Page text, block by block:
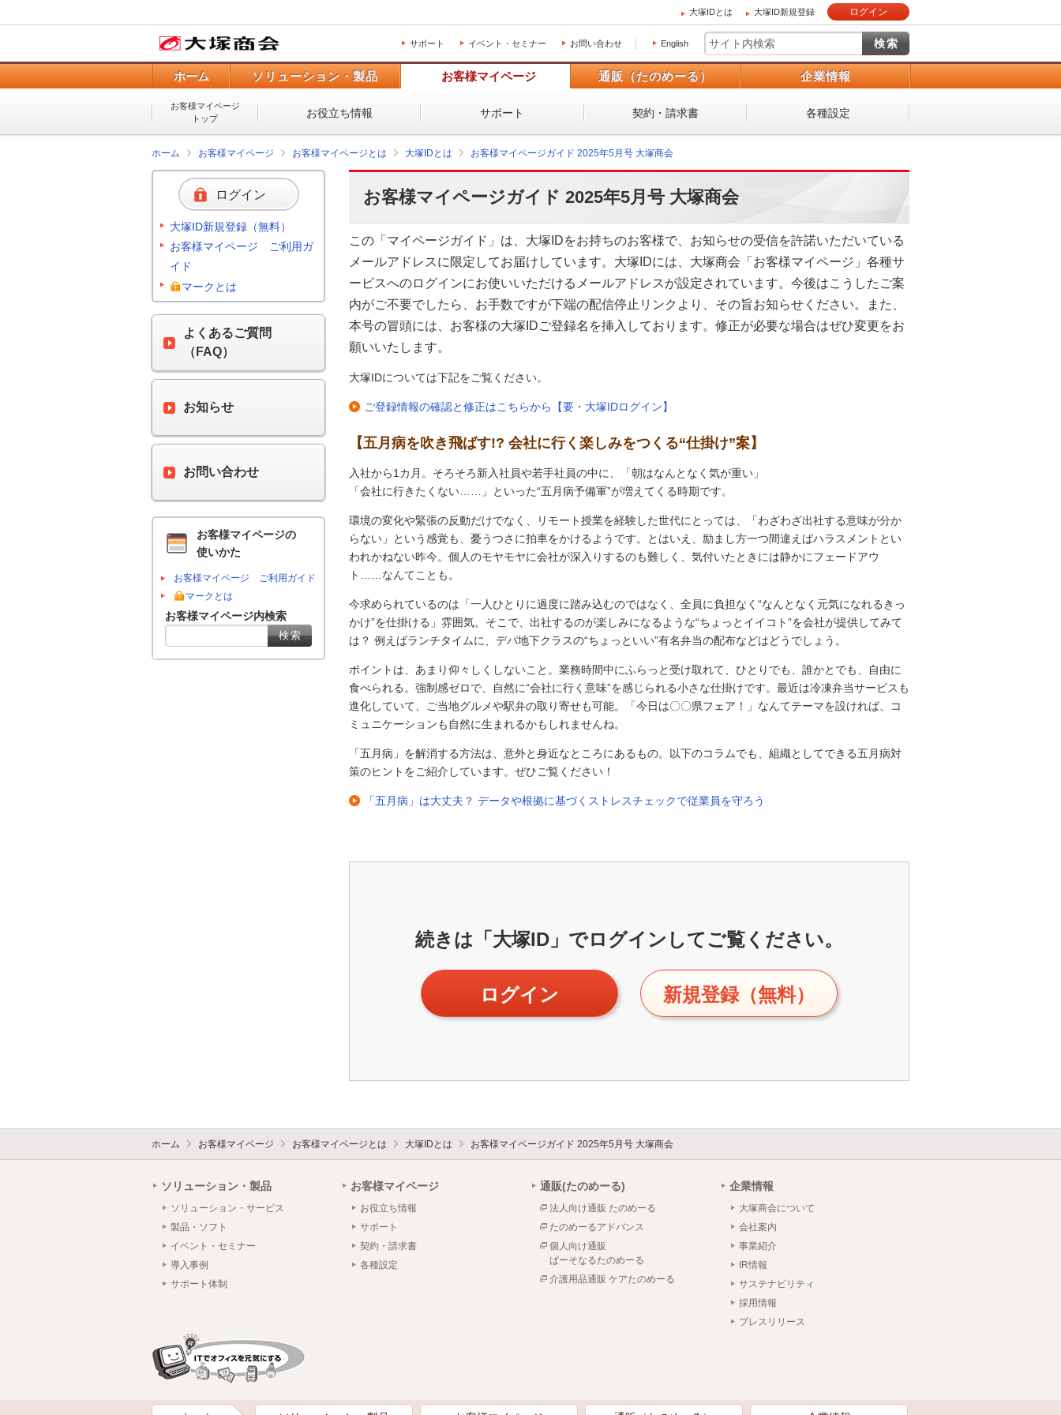
大塚IDとは 大塚ID新規登録 ログイン
サポート イベント・セミナー お問い合わせ English
ホーム ソリューション・製品 お客様マイページ 通販（たのめーる） 企業情報
お客様マイページ
トップ
お役立ち情報 サポート 契約・請求書 各種設定
ホーム お客様マイページ お客様マイページとは 大塚IDとは お客様マイページガイド 2025年5月号 大塚商会
お客様マイページガイド 2025年5月号 大塚商会
この「マイページガイド」は、大塚IDをお持ちのお客様で、お知らせの受信を許諾いただいている
メールアドレスに限定してお届けしています。大塚IDには、大塚商会「お客様マイページ」各種サ
ービスへのログインにお使いいただけるメールアドレスが設定されています。今後はこうしたご案
内がご不要でしたら、お手数ですが下端の配信停止リンクより、その旨お知らせください。また、
本号の冒頭には、お客様の大塚IDご登録名を挿入しております。修正が必要な場合はぜひ変更をお
願いいたします。
大塚IDについては下記をご覧ください。
ご登録情報の確認と修正はこちらから【要・大塚IDログイン】
【五月病を吹き飛ばす!? 会社に行く楽しみをつくる“仕掛け”案】
入社から1カ月。そろそろ新入社員や若手社員の中に、「朝はなんとなく気が重い」
「会社に行きたくない……」といった“五月病予備軍”が増えてくる時期です。
環境の変化や緊張の反動だけでなく、リモート授業を経験した世代にとっては、「わざわざ出社する意味が分か
らない」という感覚も、憂うつさに拍車をかけるようです。とはいえ、励まし方一つ間違えばハラスメントとい
われかねない昨今。個人のモヤモヤに会社が深入りするのも難しく、気付いたときには静かにフェードアウ
ト……なんてことも。
今求められているのは「一人ひとりに過度に踏み込むのではなく、全員に負担なく“なんとなく元気になれるきっ
かけ”を仕掛ける」雰囲気。そこで、出社するのが楽しみになるような“ちょっとイイコト”を会社が提供してみて
は？ 例えばランチタイムに、デパ地下クラスの“ちょっといい”有名弁当の配布などはどうでしょう。
ポイントは、あまり仰々しくしないこと。業務時間中にふらっと受け取れて、ひとりでも、誰かとでも、自由に
食べられる。強制感ゼロで、自然に“会社に行く意味”を感じられる小さな仕掛けです。最近は冷凍弁当サービスも
進化していて、ご当地グルメや駅弁の取り寄せも可能。「今日は〇〇県フェア！」なんてテーマを設ければ、コ
ミュニケーションも自然に生まれるかもしれませんね。
「五月病」を解消する方法は、意外と身近なところにあるもの。以下のコラムでも、組織としてできる五月病対
策のヒントをご紹介しています。ぜひご覧ください！
「五月病」は大丈夫？ データや根拠に基づくストレスチェックで従業員を守ろう
続きは「大塚ID」でログインしてご覧ください。
ログイン 新規登録（無料）
ログイン
大塚ID新規登録（無料）
お客様マイページ ご利用ガ
イド
マークとは
よくあるご質問
（FAQ）
お知らせ
お問い合わせ
お客様マイページの
使いかた
お客様マイページ ご利用ガイド
マークとは
お客様マイページ内検索
ホーム お客様マイページ お客様マイページとは 大塚IDとは お客様マイページガイド 2025年5月号 大塚商会
ソリューション・製品
ソリューション・サービス
製品・ソフト
イベント・セミナー
導入事例
サポート体制
お客様マイページ
お役立ち情報
サポート
契約・請求書
各種設定
通販(たのめーる)
法人向け通販 たのめーる
たのめーるアドバンス
個人向け通販
ぱーそなるたのめーる
介護用品通販 ケアたのめーる
企業情報
大塚商会について
会社案内
事業紹介
IR情報
サステナビリティ
採用情報
プレスリリース